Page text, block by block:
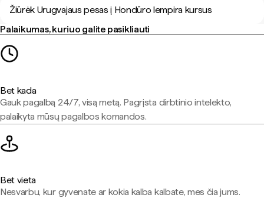
Žiūrėk Urugvajaus pesas į Hondūro lempira kursus
Palaikumas, kuriuo galite pasikliauti
Bet kada
Gauk pagalbą 24/7, visą metą. Pagrįsta dirbtinio intelekto,
palaikyta mūsų pagalbos komandos.
Bet vieta
Nesvarbu, kur gyvenate ar kokia kalba kalbate, mes čia jums.